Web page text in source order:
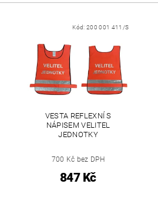
Kód:200 001 411/S
VESTA REFLEXNÍ S
NÁPISEM VELITEL
JEDNOTKY
700 Kč bez DPH
847 Kč